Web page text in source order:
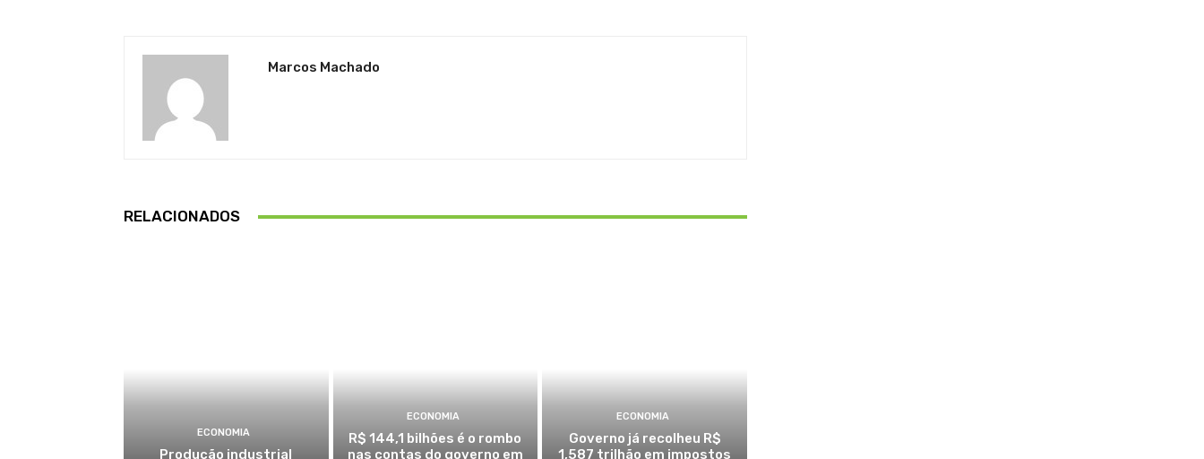
Marcos Machado
RELACIONADOS
ECONOMIA
Produção industrial
ECONOMIA
R$ 144,1 bilhões é o rombo
nas contas do governo em
ECONOMIA
Governo já recolheu R$
1,587 trilhão em impostos